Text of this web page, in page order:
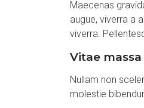
Maecenas
augue, viverra a
viverra.
Vitae
Nullam non
molestie